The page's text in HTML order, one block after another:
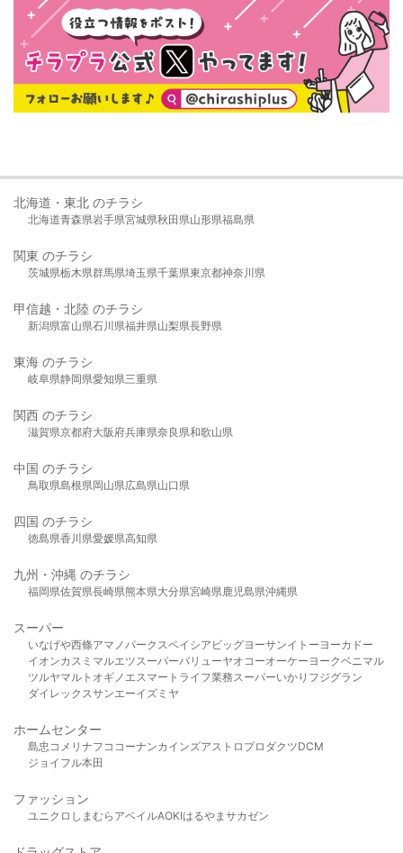
北海道・東北 のチラシ
北海道青森県岩手県宮城県秋田県山形県福島県
関東 のチラシ
茨城県栃木県群馬県埼玉県千葉県東京都神奈川県
甲信越・北陸 のチラシ
新潟県富山県石川県福井県山梨県長野県
東海 のチラシ
岐阜県静岡県愛知県三重県
関西 のチラシ
滋賀県京都府大阪府兵庫県奈良県和歌山県
中国 のチラシ
鳥取県島根県岡山県広島県山口県
四国 のチラシ
徳島県香川県愛媛県高知県
九州・沖縄 のチラシ
福岡県佐賀県長崎県熊本県大分県宮崎県鹿児島県沖縄県
スーパー
いなげや西條アマノパークスベイシア ビッグヨーサンイトーヨーカドー
イオンカスミ マルエツスーパーバリューヤオコーオーケー ヨークベニマル
ツルヤマルト オギノ エスマート ライフ業務スーパーいかり フジグラン
ダイレックスサンエーイズミヤ
ホームセンター
島忠 コメリ ナフコ コーナンカインズアストロプロダクツDCM
ジョイフル本田
ファッション
ユニクロ しまむら アベイルAOKIはるやま サカゼン